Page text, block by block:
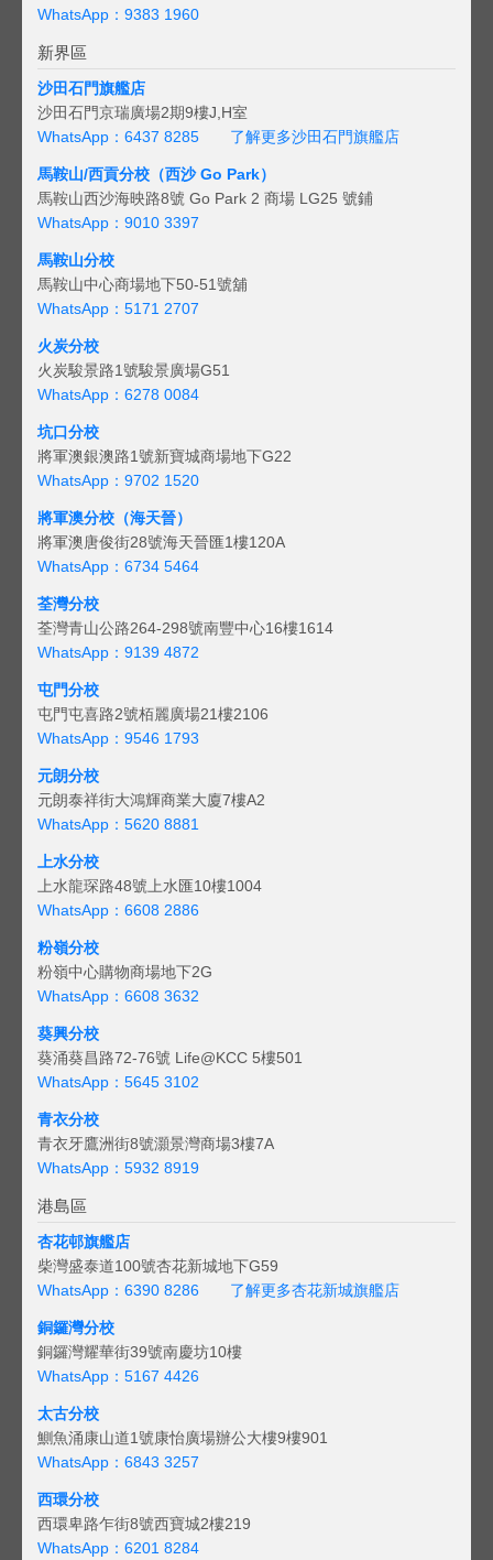
WhatsApp：9383 1960
新界區
沙田石門旗艦店
沙田石門京瑞廣場2期9樓J,H室
WhatsApp：6437 8285
了解更多沙田石門旗艦店
馬鞍山/西貢分校（西沙 Go Park）
馬鞍山西沙海映路8號 Go Park 2 商場 LG25 號鋪
WhatsApp：9010 3397
馬鞍山分校
馬鞍山中心商場地下50-51號舖
WhatsApp：5171 2707
火炭分校
火炭駿景路1號駿景廣場G51
WhatsApp：6278 0084
坑口分校
將軍澳銀澳路1號新寶城商場地下G22
WhatsApp：9702 1520
將軍澳分校（海天晉）
將軍澳唐俊街28號海天晉匯1樓120A
WhatsApp：6734 5464
荃灣分校
荃灣青山公路264-298號南豐中心16樓1614
WhatsApp：9139 4872
屯門分校
屯門屯喜路2號栢麗廣場21樓2106
WhatsApp：9546 1793
元朗分校
元朗泰祥街大鴻輝商業大廈7樓A2
WhatsApp：5620 8881
上水分校
上水龍琛路48號上水匯10樓1004
WhatsApp：6608 2886
粉嶺分校
粉嶺中心購物商場地下2G
WhatsApp：6608 3632
葵興分校
葵涌葵昌路72-76號 Life@KCC 5樓501
WhatsApp：5645 3102
青衣分校
青衣牙鷹洲街8號灝景灣商場3樓7A
WhatsApp：5932 8919
港島區
杏花邨旗艦店
柴灣盛泰道100號杏花新城地下G59
WhatsApp：6390 8286
了解更多杏花新城旗艦店
銅鑼灣分校
銅鑼灣耀華街39號南慶坊10樓
WhatsApp：5167 4426
太古分校
鰂魚涌康山道1號康怡廣場辦公大樓9樓901
WhatsApp：6843 3257
西環分校
西環卑路乍街8號西寶城2樓219
WhatsApp：6201 8284